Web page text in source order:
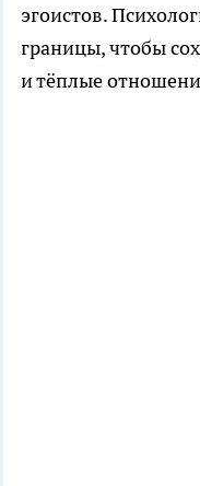
эгоистов.
границы, чтобы
и тёплые